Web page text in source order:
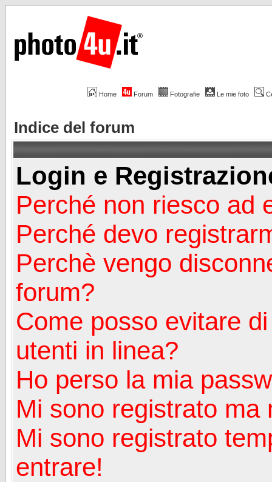
Home Forum Fotografie Le mie foto
Indice del forum
Login e
Perché non riesco ad
Perché devo
Perchè vengo
forum?
Come posso evitare
utenti in linea?
Ho perso la mia
Mi sono registrato ma
Mi sono registrato
entrare!